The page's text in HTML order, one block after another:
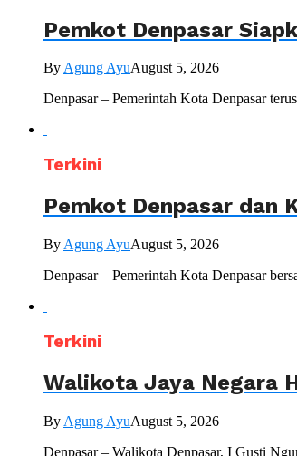
Pemkot Denpasar
ByAgung AyuAugust 5, 2026
Denpasar – Pemerintah Kota Denpasar
Terkini
Pemkot Denpasar dan
By Agung AyuAugust 5, 2026
Denpasar – Pemerintah Kota Denpasar
Terkini
Walikota Jaya Negara
By Agung AyuAugust 5, 2026
Denpasar – Walikota Denpasar, I Gusti